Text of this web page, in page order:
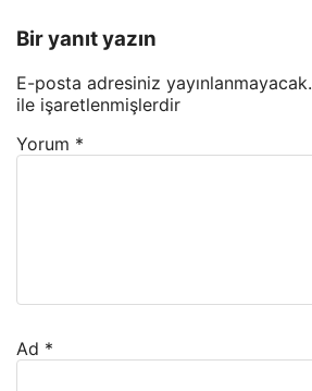
Bir yanıt yazın
E-posta adresiniz yayınlanmayacak.
ile işaretlenmişlerdir
Yorum *
Ad *